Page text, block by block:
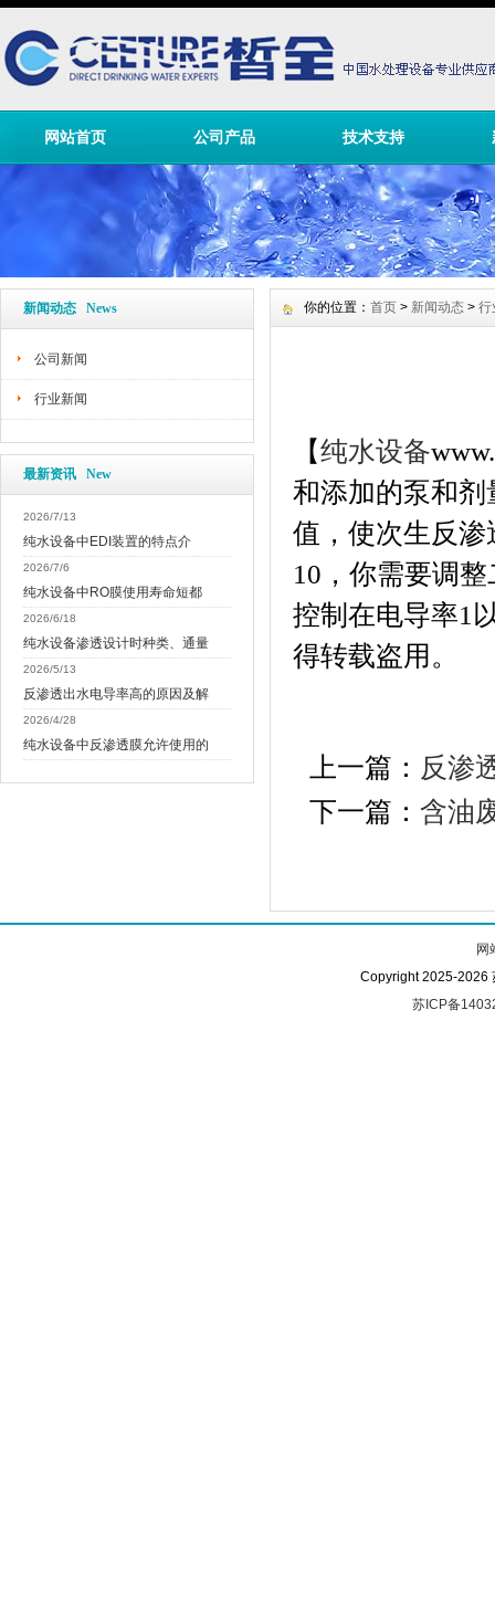
网站首页 公司产品 技术支持
新闻动态 News
公司新闻
行业新闻
最新资讯 New
2026/7/13
纯水设备中EDI装置的特点介
2026/7/6
纯水设备中RO膜使用寿命短都
2026/6/18
纯水设备渗透设计时种类、通量
2026/5/13
反渗透出水电导率高的原因及解
2026/4/28
纯水设备中反渗透膜允许使用的
你的位置： 首页 > 新闻动态 > 行
【纯水设备
和添加的泵和
值，使次生反
10 ，你需要调
控制在电导率1
得转载盗用。
上一篇： 反渗
下一篇： 含油
网
Copyright 2025-2026
苏ICP备